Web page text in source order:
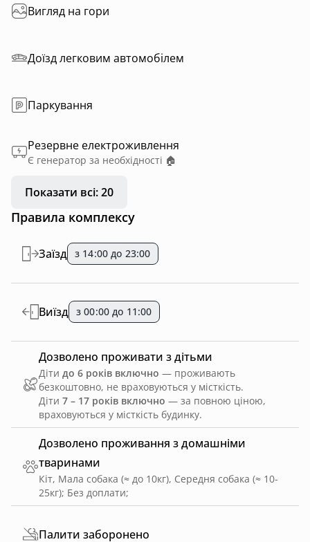
Вигляд на гори
Доїзд легковим автомобілем
Паркування
Резервне електроживлення
Є генератор за необхідності 🏠
Показати всі: 20
Правила комплексу
Дозволено проживання з домашніми
тваринами
Кіт, Мала собака (≈ до 10кг), Середня собака (≈ 10-
25кг); Без доплати;
Заїзд з 14:00 до 23:00
Виїзд з 00:00 до 11:00
Дозволено проживати з дітьми
Діти до 6 років включно — проживають
безкоштовно, не враховуються у місткість.
Діти 7 – 17 років включно — за повною ціною,
враховуються у місткість будинку.
Палити заборонено